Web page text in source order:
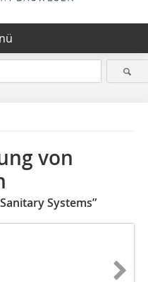
von
Systems”